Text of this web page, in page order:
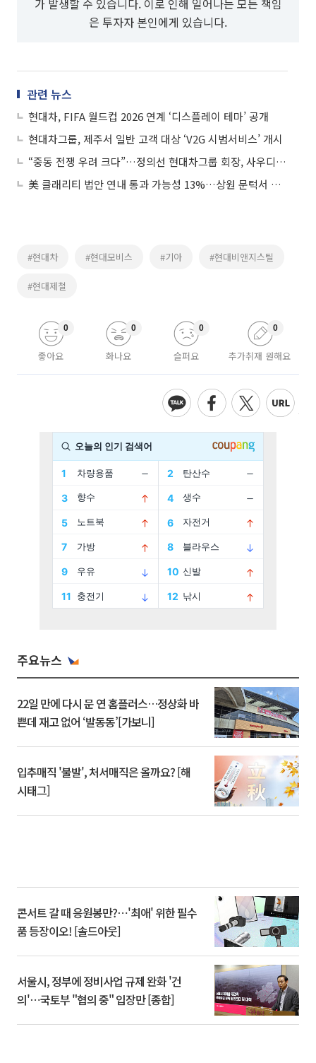
은 투자자 본인에게 있습니다.
관련 뉴스
현대차, FIFA 월드컵 2026 연계 ‘디스플레이 테마’ 공개
현대차그룹, 제주서 일반 고객 대상 ‘V2G 시범서비스’ 개시
“중동 전쟁 우려 크다”…정의선 현대차그룹 회장, 사우디 공장 지연 첫 언급
美 클래리티 법안 연내 통과 가능성 13%…상원 문턱서 제동
#현대차 #현대모비스 #기아 #현대비앤지스틸
#현대제철
좋아요
0
화나요
0
슬퍼요
0
추가취재 원해요
0
주요뉴스
22일 만에 다시 문 연 홈플러스…정상화 바
쁜데 재고 없어 ‘발동동’[가보니]
입추매직 '불발', 처서매직은 올까요? [해
시태그]
콘서트 갈 때 응원봉만?⋯'최애' 위한 필수
품 등장이오! [솔드아웃]
서울시, 정부에 정비사업 규제 완화 '건
의'⋯국토부 "협의 중" 입장만 [종합]